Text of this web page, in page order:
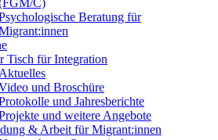
C)
Beratung für
Tisch für Integration
Aktuelles
und Broschüre
und Jahresberichte
und weitere Angebote
& Arbeit für Migrant:innen